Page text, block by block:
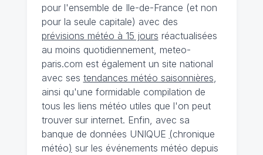
pour l'ensemble de Ile-de-France (et non
pour la seule capitale) avec des
prévisions météo à 15 jours réactualisées
au moins quotidiennement, meteo-
paris.com est également un site national
avec ses tendances météo saisonnières
ainsi qu'une formidable compilation de
tous les liens météo utiles que l'on peut
trouver sur internet. Enfin, avec sa
banque de données UNIQUE (chronique
météo) sur les événements météo depuis